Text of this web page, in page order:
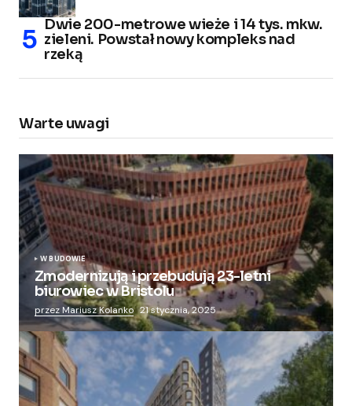
Dwie 200-metrowe wieże i 14 tys. mkw.
zieleni. Powstał nowy kompleks nad
rzeką
Warte uwagi
W BUDOWIE
Zmodernizują i przebudują 23-letni
biurowiec w Bristolu
przez Mariusz Kolanko 21 stycznia, 2025